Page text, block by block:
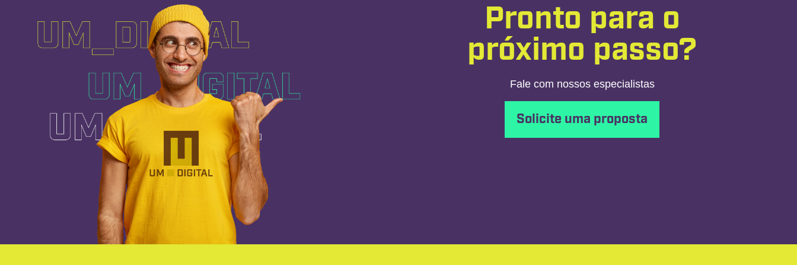
Pronto para o
próximo passo?
Fale com nossos especialistas
Solicite uma proposta